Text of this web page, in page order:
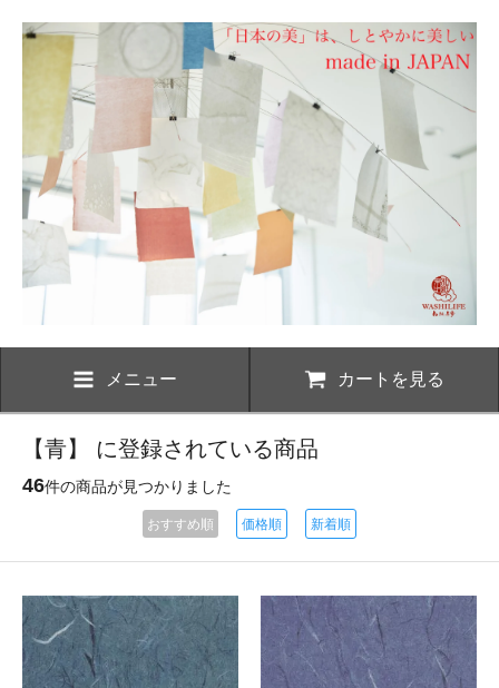
メニュー カートを見る
【青】 に登録されている商品
46件の商品が見つかりました
おすすめ順 価格順 新着順